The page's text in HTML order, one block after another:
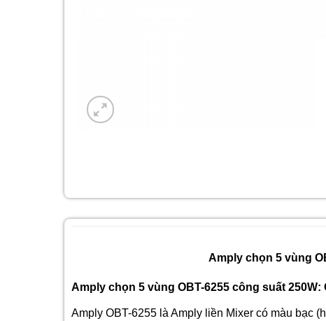
Amply chọn 5 vùng
Amply chọn 5 vùng OBT-6255 công suất 250W:
Amply OBT-6255 là Amply liền Mixer có màu bạc